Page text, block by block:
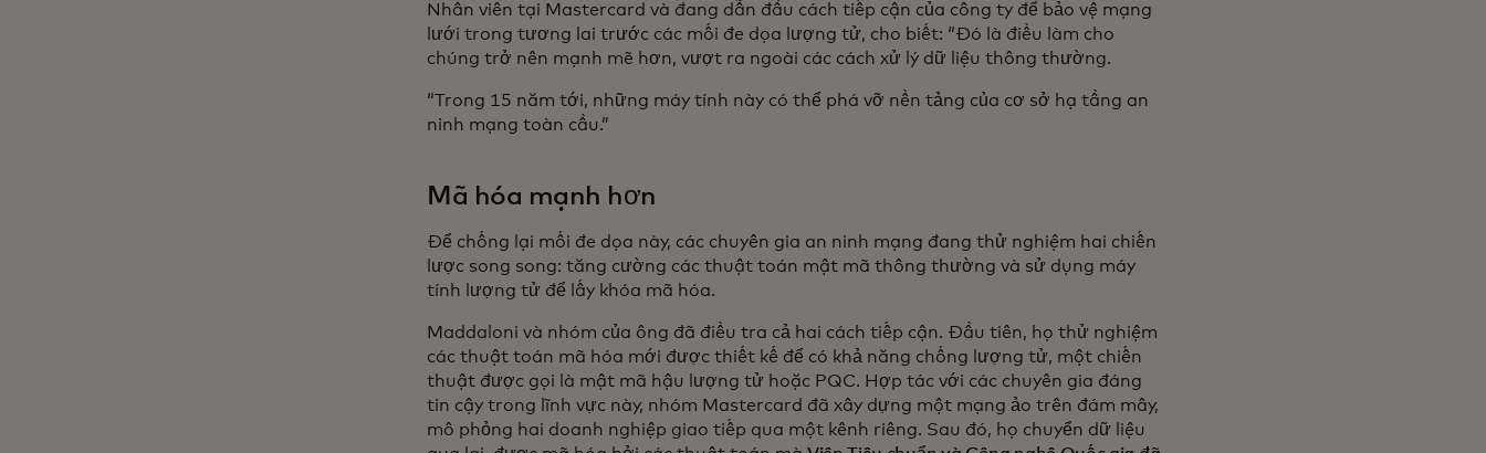
Nhân viên tại Mastercard và đang dẫn đầu cách tiếp cận của công ty để bảo vệ mạng
lưới trong tương lai trước các mối đe dọa lượng tử, cho biết: “Đó là điều làm cho
chúng trở nên mạnh mẽ hơn, vượt ra ngoài các cách xử lý dữ liệu thông thường.
“Trong 15 năm tới, những máy tính này có thể phá vỡ nền tảng của cơ sở hạ tầng an
ninh mạng toàn cầu.”
Mã hóa mạnh hơn
Để chống lại mối đe dọa này, các chuyên gia an ninh mạng đang thử nghiệm hai chiến
lược song song: tăng cường các thuật toán mật mã thông thường và sử dụng máy
tính lượng tử để lấy khóa mã hóa.
Maddaloni và nhóm của ông đã điều tra cả hai cách tiếp cận. Đầu tiên, họ thử nghiệm
các thuật toán mã hóa mới được thiết kế để có khả năng chống lượng tử, một chiến
thuật được gọi là mật mã hậu lượng tử hoặc PQC. Hợp tác với các chuyên gia đáng
tin cậy trong lĩnh vực này, nhóm Mastercard đã xây dựng một mạng ảo trên đám mây,
mô phỏng hai doanh nghiệp giao tiếp qua một kênh riêng. Sau đó, họ chuyển dữ liệu